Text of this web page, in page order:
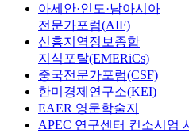
아세안·인도·남아시아
전문가포럼(AIF)
신흥지역정보종합
지식포탈(EMERiCs)
중국전문가포럼(CSF)
한미경제연구소(KEI)
EAER 영문학술지
APEC 연구센터 컨소시엄